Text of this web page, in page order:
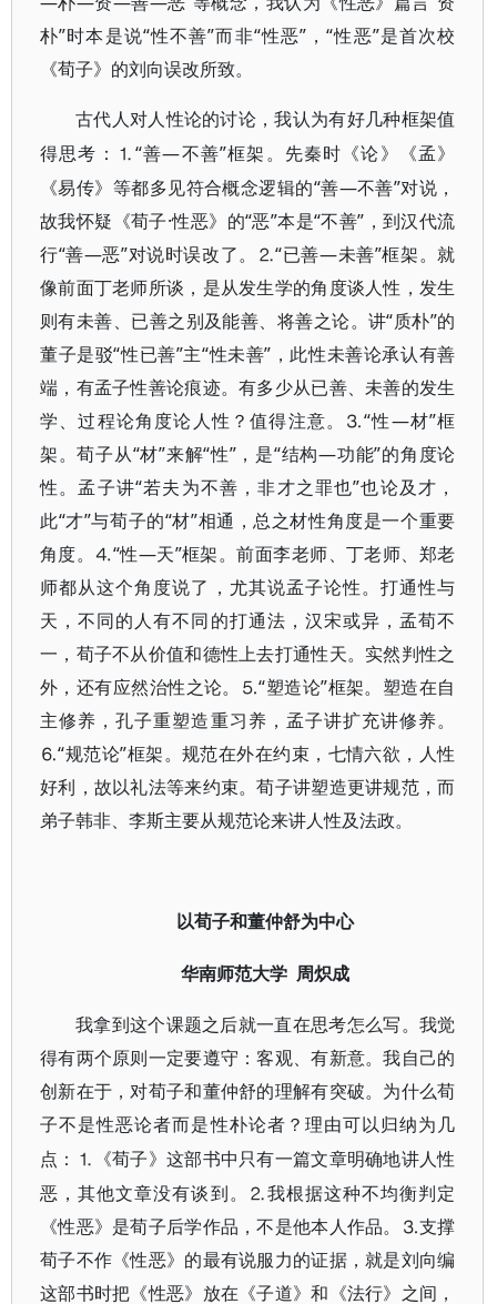
朴”时本是说“性不善”而非“性恶”，“性恶”是首次校
《荀子》的刘向误改所致。
古代人对人性论的讨论，我认为有好几种框架值
得思考：
⒈“善—不善”框架。先秦时《论》《孟》
《易传》等都多见符合概念逻辑的“善—不善”对说，
故我怀疑《荀子·性恶》的“恶”本是“不善”，到汉代流
行“善—恶”对说时误改了。⒉“已善—未善”框架。就
像前面丁老师所谈，是从发生学的角度谈人性，发生
则有未善、已善之别及能善、将善之论。讲“质朴”的
董子是驳“性已善”主“性未善”，此性未善论承认有善
端，有孟子性善论痕迹。有多少从已善、未善的发生
学、过程论角度论人性？值得注意。⒊“性—材”框
架。荀子从“材”来解“性”，是“结构—功能”的角度论
性。孟子讲“若夫为不善，非才之罪也”也论及才，
此“才”与荀子的“材”相通，总之材性角度是一个重要
角度。⒋“性—天”框架。前面李老师、丁老师、郑老
师都从这个角度说了，尤其说孟子论性。打通性与
天，不同的人有不同的打通法，汉宋或异，孟荀不
一，荀子不从价值和德性上去打通性天。实然判性之
外，还有应然治性之论。⒌“塑造论”框架。塑造在自
主修养，孔子重塑造重习养，孟子讲扩充讲修养。
⒍“规范论”框架。规范在外在约束，七情六欲，人性
好利，故以礼法等来约束。荀子讲塑造更讲规范，而
弟子韩非、李斯主要从规范论来讲人性及法政。
以荀子和董仲舒为中心
华南师范大学 周炽成
我拿到这个课题之后就一直在思考怎么写。我觉
得有两个原则一定要遵守：客观、有新意。我自己的
创新在于，对荀子和董仲舒的理解有突破。为什么荀
子不是性恶论者而是性朴论者？理由可以归纳为几
点：
⒈《荀子》这部书中只有一篇文章明确地讲人性
恶，其他文章没有谈到。⒉我根据这种不均衡判定
《性恶》是荀子后学作品，不是他本人作品。⒊支撑
荀子不作《性恶》的最有说服力的证据，就是刘向编
这部书时把《性恶》放在《子道》和《法行》之间，